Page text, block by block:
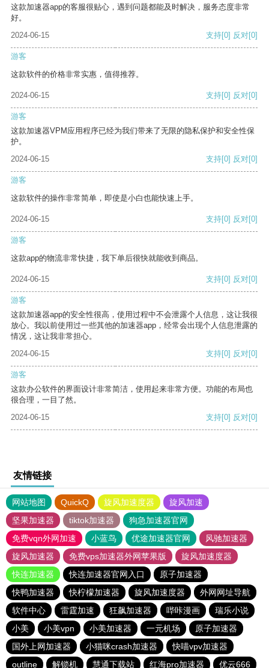
这款加速器app的客服很贴心，遇到问题都能及时解决，服务态度非常
好。
2024-06-15
支持[0] 反对[0]
游客
这款软件的价格非常实惠，值得推荐。
2024-06-15 支持[0] 反对[0]
游客
这款加速器VPM应用程序已经为我们带来了无限的隐私保护和安全性保
护。
2024-06-15
支持[0] 反对[0]
游客
这款软件的操作非常简单，即使是小白也能快速上手。
2024-06-15 支持[0] 反对[0]
游客
这款app的物流非常快捷，我下单后很快就能收到商品。
2024-06-15 支持[0] 反对[0]
游客
这款加速器app的安全性很高，使用过程中不会泄露个人信息，这让我很
放心。我以前使用过一些其他的加速器app，经常会出现个人信息泄露的
情况，这让我非常担心。
2024-06-15
支持[0] 反对[0]
游客
这款办公软件的界面设计非常简洁，使用起来非常方便。功能的布局也
很合理，一目了然。
2024-06-15
支持[0] 反对[0]
友情链接
网站地图 QuickQ 旋风加速度器
旋风加速
坚果加速器
tiktok加速器
狗急加速器官网
免费vqn外网加速
小蓝鸟 优途加速器官网
风驰加速器
旋风加速器
免费vps加速器外网苹果版
旋风加速度器
快连加速器
快连加速器官网入口
原子加速器
快鸭加速器
快柠檬加速器 旋风加速度器
外网网址导航
软件中心
雷霆加速 狂飙加速器 哔咔漫画
瑞乐小说
小美
小美vpn 小美加速器 一元机场
原子加速器
国外上网加速器
小猫咪crash加速器
快喵vpv加速器
outline
解锁机 慧通下载站 红海pro加速器 优云666